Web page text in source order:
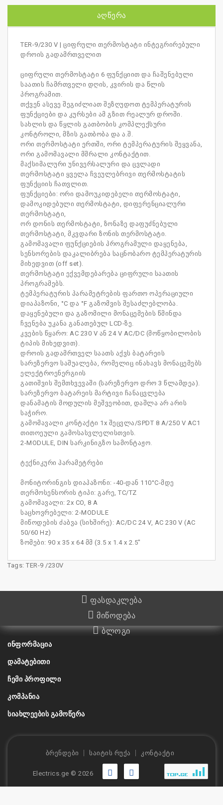
ᲐᲦᲬᲔᲠᲐ
TER-9/230 V | ციფრული თერმოსტატი ინტეგრირებული
დროის გადამრთველით
ციფრული თერმოსტატი 6 ფუნქციით და ჩაშენებული
საათის ჩამრთველი დღის, კვირის და წლის
პროგრამით.
თქვენ ასევე შეგიძლიათ შეზღუდოთ ტემპერატურის
ფუნქციები და კურსები ამ გზით რეალურ დროში.
სახლის და წყლის გათბობის კომპლექსური
კონტროლი, მზის გათბობა და ა.შ.
ორი თერმოსტატი ერთში, ორი ტემპერატურის შეყვანა,
ორი გამომავალი მშრალი კონტაქტით.
მაქსიმალური უნივერსალური და ცვლადი
თერმოსტატი ყველა ჩვეულებრივი თერმოსტატის
ფუნქციის ჩათვლით.
ფუნქციები: ორი დამოუკიდებელი თერმოსტატი,
დამოკიდებული თერმოსტატი, დიფერენციალური
თერმოსტატი,
ორ დონის თერმოსტატი, ზონაზე დაფუძნებული
თერმოსტატი, მკვდარი ზონის თერმოსტატი.
გამომავალი ფუნქციების პროგრამული დაყენება,
სენსორების დაკალიბრება საცნობარო ტემპერატურის
მიხედვით (off set).
თერმოსტატი ექვემდებარება ციფრული საათის
პროგრამებს.
ტემპერატურის პარამეტრების ფართო ოპერაციული
დიაპაზონი, °C და °F გაზომვის შესაძლებლობა.
დაყენებული და გაზომილი მონაცემების წმინდა
ჩვენება უკანა განათებულ LCD-ზე.
კვების წყარო: AC 230 V ან 24 V AC/DC (მოწყობილობის
ტიპის მიხედვით).
დროის გადამრთველ საათს აქვს ბატარეის
სარეზერვო საშუალება, რომელიც ინახავს მონაცემებს
ელექტროენერგიის
გათიშვის შემთხვევაში (სარეზერვო დრო 3 წლამდეა).
სარეზერვო ბატარეის მარტივი ჩანაცვლება
დანამატის მოდულის მეშვეობით, დაშლა არ არის
საჭირო.
გამომავალი კონტაქტი 1x შეცვლა/SPDT 8 A/250 V AC1
თითოეული გამოსასვლელისთვის.
2-MODULE, DIN სარკინიგზო სამონტაჟო.
ტექნიკური პარამეტრები
მონიტორინგის დიაპაზონი: -40-დან 110°C-მდე
თერმოსენსორის ტიპი: გარე, TC/TZ
გამომავალი: 2x CO, 8 A
საცხოვრებელი: 2-MODULE
მიწოდების ძაბვა (სიხშირე): AC/DC 24 V, AC 230 V (AC
50/60 Hz)
ზომები: 90 x 35 x 64 მმ (3.5 x 1.4 x 2.5"
Tags: TER-9 /230V
ფასდაკლება
მიწოდება
ბლოგი
ᲘᲜᲤᲝᲠᲛᲐᲪᲘᲐ
ᲓᲐᲛᲐᲢᲔᲑᲘᲗᲘ
ᲩᲔᲛᲘ ᲞᲠᲝᲤᲘᲚᲘ
ᲙᲝᲛᲞᲐᲜᲘᲐ
ᲡᲘᲐᲮᲚᲔᲔᲑᲘᲡ ᲒᲐᲛᲝᲬᲔᲠᲐ
ბრენდები საიტის რუქა კონტაქტი
Electrics.ge © 2026